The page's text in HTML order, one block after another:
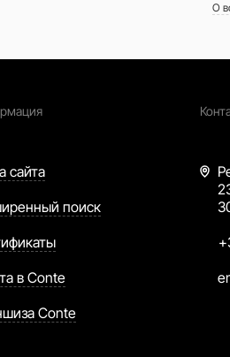
О
сайта
поиск
в Conte
Conte